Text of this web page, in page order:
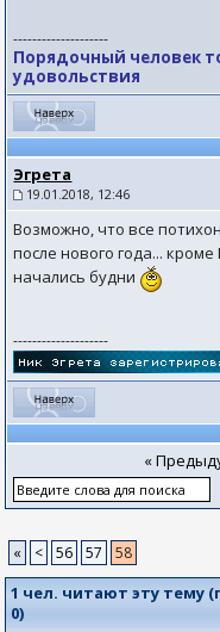
--------------------
Порядочный человек
удовольствия
Эгрета
19.01.2018, 12:46
Возможно, что все
после нового года...
начались будни
--------------------
«
« < 56 57 58
1 чел. читают эту тему
0)